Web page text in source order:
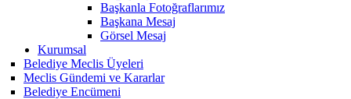
Başkanla Fotoğraflarımız
Başkana Mesaj
Görsel Mesaj
Kurumsal
Belediye Meclis Üyeleri
Meclis Gündemi ve Kararlar
Belediye Encümeni